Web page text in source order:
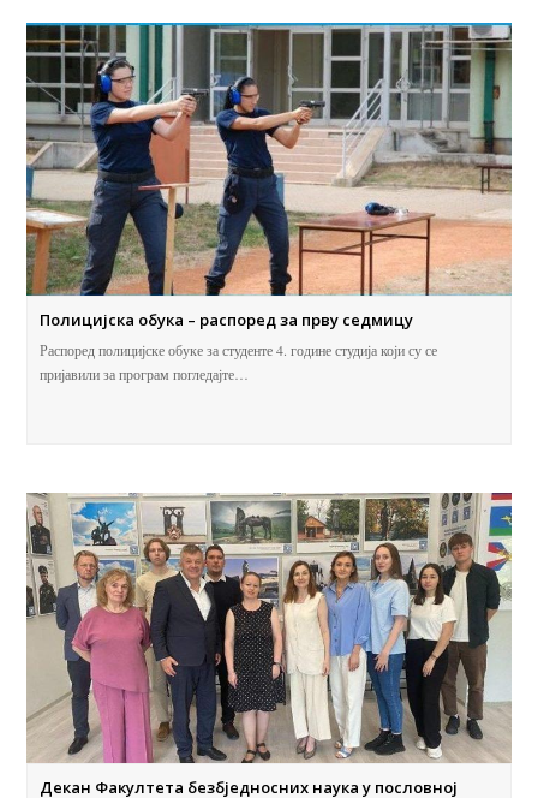
Полицијска обука – распоред за прву седмицу
Распоред полицијске обуке за студенте 4. године студија који су се
пријавили за програм погледајте…
Декан Факултета безбједносних наука у пословној